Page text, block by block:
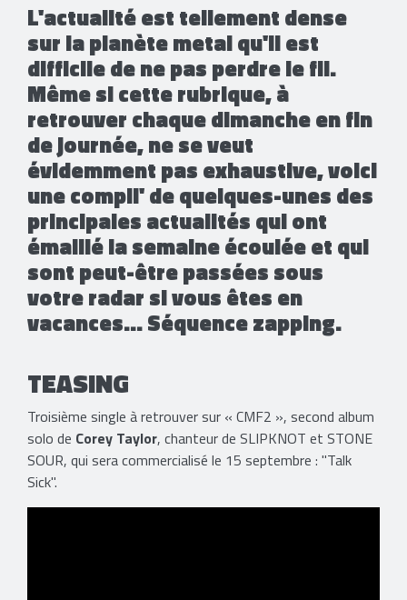
L'actualité est tellement dense
sur la planète metal qu'il est
difficile de ne pas perdre le fil.
Même si cette rubrique, à
retrouver chaque dimanche en fin
de journée, ne se veut
évidemment pas exhaustive, voici
une compil' de quelques-unes des
principales actualités qui ont
émaillé la semaine écoulée et qui
sont peut-être passées sous
votre radar si vous êtes en
vacances... Séquence zapping.
TEASING
Troisième single à retrouver sur « CMF2 », second album
solo de Corey Taylor, chanteur de SLIPKNOT et STONE
SOUR, qui sera commercialisé le 15 septembre : "Talk
Sick".